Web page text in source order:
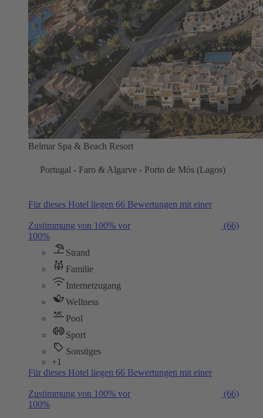
Belmar Spa & Beach Resort
Portugal - Faro & Algarve - Porto de Mós (Lagos)
Für dieses Hotel liegen 66 Bewertungen mit einer
Zustimmung von 100% vor
(66)
100%
Strand
Familie
Internetzugang
Wellness
Pool
Sport
Sonstiges
+1
Für dieses Hotel liegen 66 Bewertungen mit einer
Zustimmung von 100% vor
(66)
100%